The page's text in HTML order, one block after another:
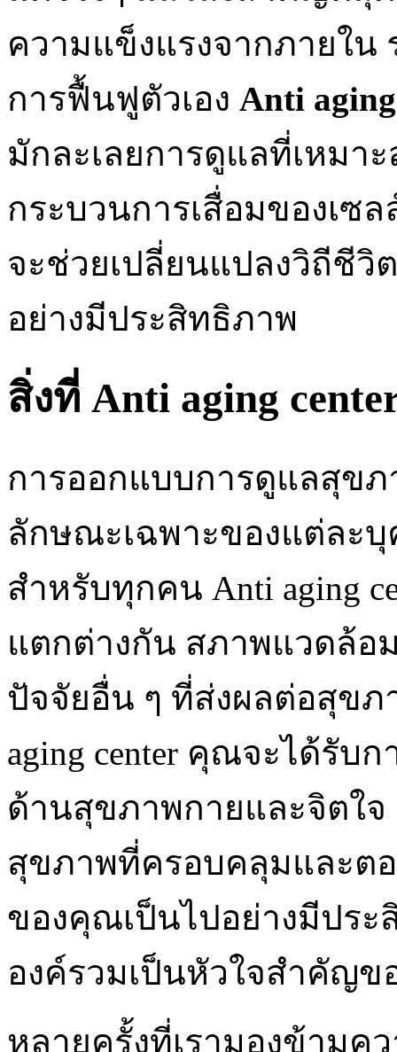
ความแข็งแรงจากภายใน
การฟื้นฟูตัวเอง Anti
มักละเลยการดูแลที่เหมาะ
กระบวนการเสื่อมของเซ
จะช่วยเปลี่ยนแปลงวิถีชี
อย่างมีประสิทธิภาพ
สิ่งที่ Anti aging
การออกแบบการดูแลสุข
ลักษณะเฉพาะของแต่ละ
สำหรับทุกคน Anti aging
แตกต่างกัน สภาพแวดล้อ
ปัจจัยอื่น ๆ ที่ส่งผลต่อสุข
aging center คุณจะได้รับ
ด้านสุขภาพกายและจิตใจ
สุขภาพที่ครอบคลุมและต
ของคุณเป็นไปอย่างมีปร
องค์รวมเป็นหัวใจสำคัญข
หลายครั้งที่เรามองข้ามค